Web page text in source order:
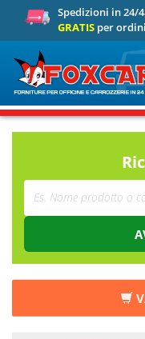
Spedizioni in 24/
GRATIS per